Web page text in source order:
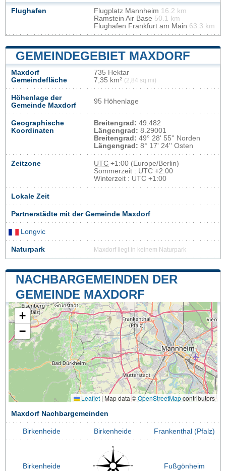
Flughafen Flugplatz Mannheim 16.2 km
Ramstein Air Base 50.1 km
Flughafen Frankfurt am Main 63.3 km
GEMEINDEGEBIET MAXDORF
Maxdorf
Gemeindefläche
735 Hektar
7,35 km² (2,84 sq mi)
Höhenlage der
Gemeinde Maxdorf
95 Höhenlage
Geographische
Koordinaten
Breitengrad: 49.482
Längengrad: 8.29001
Breitengrad: 49° 28' 55'' Norden
Längengrad: 8° 17' 24'' Osten
Zeitzone UTC +1:00 (Europe/Berlin)
Sommerzeit : UTC +2:00
Winterzeit : UTC +1:00
Lokale Zeit
Partnerstädte mit der Gemeinde Maxdorf
Longvic
Naturpark Maxdorf liegt in keinem Naturpark
NACHBARGEMEINDEN DER
GEMEINDE MAXDORF
+
−
Leaflet | Map data ©OpenStreetMapcontributors
Maxdorf Nachbargemeinden
Birkenheide Birkenheide Frankenthal (Pfalz)
Birkenheide Fußgönheim